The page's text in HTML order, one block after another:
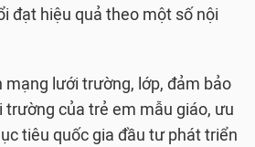
đạt hiệu quả theo một số nội
lưới trường, lớp, đảm bảo
trường của trẻ em mẫu giáo, ưu
tiêu quốc gia đầu tư phát triển